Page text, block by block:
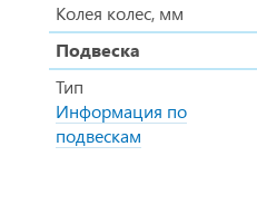
Колея колес, мм
Подвеска
Тип
Информация по
подвескам